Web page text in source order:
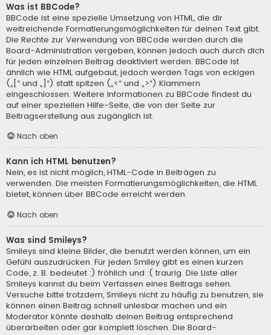
Was ist BBCode?
BBCode ist eine spezielle Umsetzung von HTML, die dir
weitreichende Formatierungsmöglichkeiten für deinen Text gibt.
Die Rechte zur Verwendung von BBCode werden durch die
Board-Administration vergeben, können jedoch auch durch dich
für jeden einzelnen Beitrag deaktiviert werden. BBCode ist
ähnlich wie HTML aufgebaut, jedoch werden Tags von eckigen
(„[“ und „]“) statt spitzen („<“ und „>“) Klammern
eingeschlossen. Weitere Informationen zu BBCode findest du
auf einer speziellen Hilfe-Seite, die von der Seite zur
Beitragserstellung aus zugänglich ist.
Nach oben
Kann ich HTML benutzen?
Nein, es ist nicht möglich, HTML-Code in Beiträgen zu
verwenden. Die meisten Formatierungsmöglichkeiten, die HTML
bietet, können über BBCode erreicht werden.
Nach oben
Was sind Smileys?
Smileys sind kleine Bilder, die benutzt werden können, um ein
Gefühl auszudrücken. Für jeden Smiley gibt es einen kurzen
Code, z. B. bedeutet :) fröhlich und :( traurig. Die Liste aller
Smileys kannst du beim Verfassen eines Beitrags sehen.
Versuche bitte trotzdem, Smileys nicht zu häufig zu benutzen, sie
können einen Beitrag schnell unlesbar machen und ein
Moderator könnte deshalb deinen Beitrag entsprechend
überarbeiten oder gar komplett löschen. Die Board-